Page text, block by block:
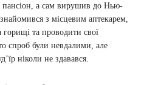
пансіон, а сам вирушив до Нью-
з місцевим аптекарем,
та проводити свої
спроб були невдалими, але
ніколи не здавався.